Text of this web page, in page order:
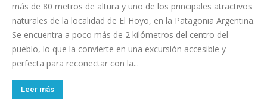
más de 80 metros de altura y uno de los principales atractivos
naturales de la localidad de El Hoyo, en la Patagonia Argentina.
Se encuentra a poco más de 2 kilómetros del centro del
pueblo, lo que la convierte en una excursión accesible y
perfecta para reconectar con la...
Leer más